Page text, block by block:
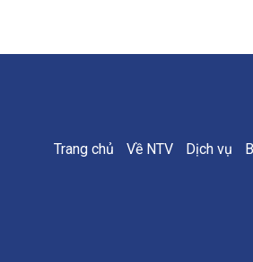
Trang chủ Về NTV Dịch vụ